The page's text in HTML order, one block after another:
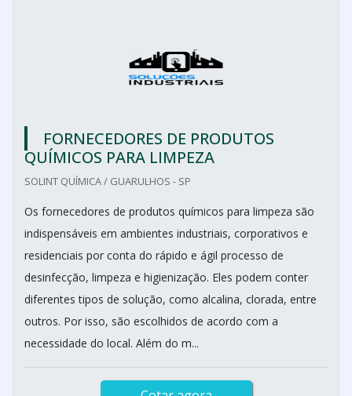
FORNECEDORES DE PRODUTOS
QUÍMICOS PARA LIMPEZA
SOLINT QUÍMICA / GUARULHOS - SP
Os fornecedores de produtos químicos para limpeza são
indispensáveis em ambientes industriais, corporativos e
residenciais por conta do rápido e ágil processo de
desinfecção, limpeza e higienização. Eles podem conter
diferentes tipos de solução, como alcalina, clorada, entre
outros. Por isso, são escolhidos de acordo com a
necessidade do local. Além do m...